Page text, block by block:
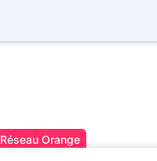
Réseau Orange